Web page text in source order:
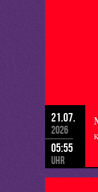
21.07.
2026
05:55
Uhr